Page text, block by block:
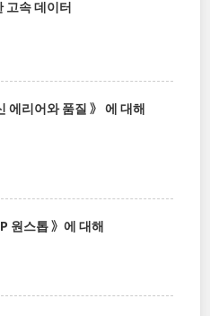
고속 데이터
에리어와 품질 》 에 대해
원스톱 》에 대해